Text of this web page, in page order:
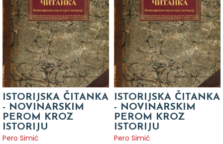
ISTORIJSKA ČITANKA
- NOVINARSKIM
PEROM KROZ
ISTORIJU
Pero Simić
ISTORIJSKA ČITANKA
- NOVINARSKIM
PEROM KROZ
ISTORIJU
Pero Simić